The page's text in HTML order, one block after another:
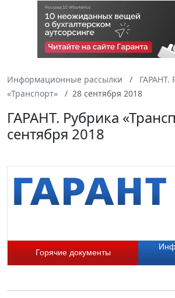
Информационные рассылки
ГАРАНТ.
«Транспорт»
28 сентября 2018
ГАРАНТ. Рубрика
сентября 2018
Горячие документы